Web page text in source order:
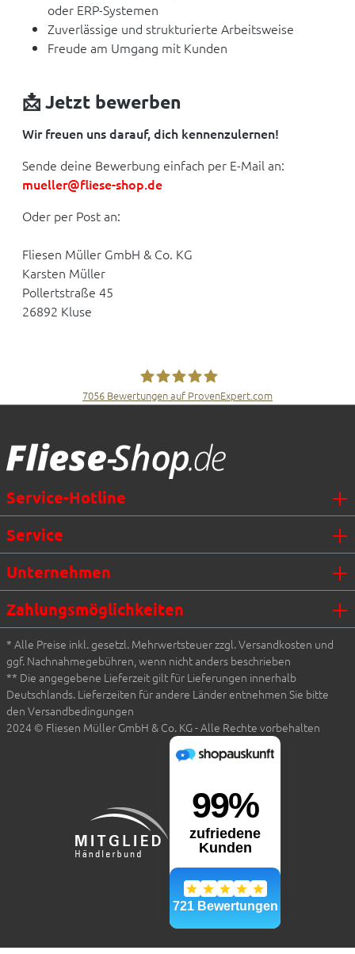
oder ERP-Systemen
Zuverlässige und strukturierte Arbeitsweise
Freude am Umgang mit Kunden
📩 Jetzt bewerben
Wir freuen uns darauf, dich kennenzulernen!
Sende deine Bewerbung einfach per E-Mail an:
mueller@fliese-shop.de
Oder per Post an:
Fliesen Müller GmbH & Co. KG
Karsten Müller
Pollertstraße 45
26892 Kluse
7056 Bewertungen auf ProvenExpert.com
Service-Hotline
Service
Unternehmen
Zahlungsmöglichkeiten
* Alle Preise inkl. gesetzl. Mehrwertsteuer zzgl. Versandkosten und
ggf. Nachnahmegebühren, wenn nicht anders beschrieben
** Die angegebene Lieferzeit gilt für Lieferungen innerhalb
Deutschlands. Lieferzeiten für andere Länder entnehmen Sie bitte
den Versandbedingungen
2024 © Fliesen Müller GmbH & Co. KG - Alle Rechte vorbehalten